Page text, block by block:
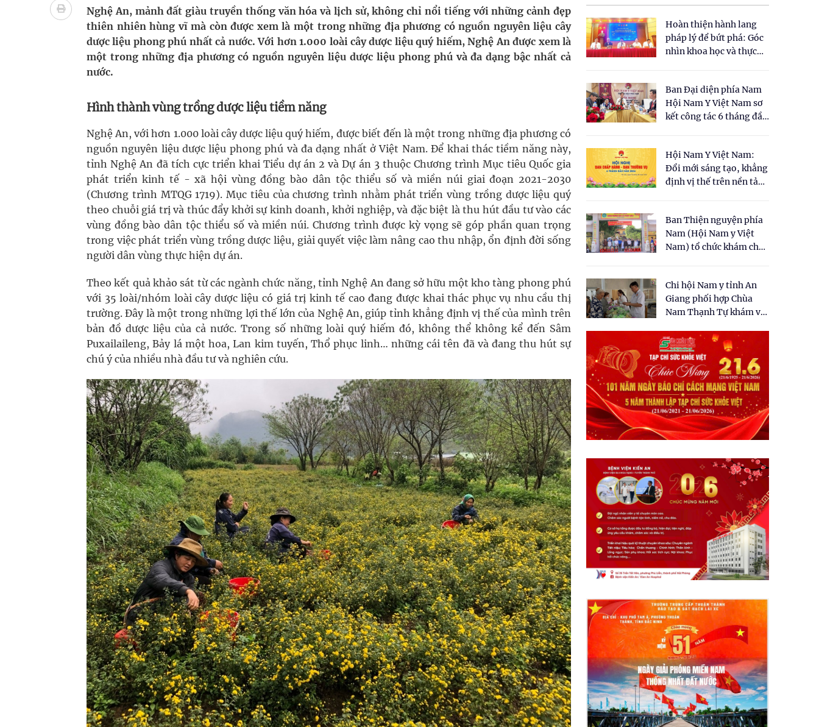
Nhiều lợi thế để nâng chất lượng y tế
Vương Thành Công: Khi việc học bắt đầu từ trải nghiệm thực tế
Tầm soát sớm ung thư vú giúp cứu sống hàng nghìn phụ nữ mỗi năm
Nghệ An, mảnh đất giàu truyền thống văn hóa và lịch sử, không chỉ nổi tiếng với những cảnh đẹp
thiên nhiên hùng vĩ mà còn được xem là một trong những địa phương có nguồn nguyên liệu cây
dược liệu phong phú nhất cả nước. Với hơn 1.000 loài cây dược liệu quý hiếm, Nghệ An được xem là
một trong những địa phương có nguồn nguyên liệu dược liệu phong phú và đa dạng bậc nhất cả
nước.
Hình thành vùng trồng dược liệu tiềm năng
Nghệ An, với hơn 1.000 loài cây dược liệu quý hiếm, được biết đến là một trong những địa phương có
nguồn nguyên liệu dược liệu phong phú và đa dạng nhất ở Việt Nam. Để khai thác tiềm năng này,
tỉnh Nghệ An đã tích cực triển khai Tiểu dự án 2 và Dự án 3 thuộc Chương trình Mục tiêu Quốc gia
phát triển kinh tế - xã hội vùng đồng bào dân tộc thiểu số và miền núi giai đoạn 2021-2030
(Chương trình MTQG 1719). Mục tiêu của chương trình nhằm phát triển vùng trồng dược liệu quý
theo chuỗi giá trị và thúc đẩy khởi sự kinh doanh, khởi nghiệp, và đặc biệt là thu hút đầu tư vào các
vùng đồng bào dân tộc thiểu số và miền núi. Chương trình được kỳ vọng sẽ góp phần quan trọng
trong việc phát triển vùng trồng dược liệu, giải quyết việc làm nâng cao thu nhập, ổn định đời sống
người dân vùng thực hiện dự án.
Theo kết quả khảo sát từ các ngành chức năng, tỉnh Nghệ An đang sở hữu một kho tàng phong phú
với 35 loài/nhóm loài cây dược liệu có giá trị kinh tế cao đang được khai thác phục vụ nhu cầu thị
trường. Đây là một trong những lợi thế lớn của Nghệ An, giúp tỉnh khẳng định vị thế của mình trên
bản đồ dược liệu của cả nước. Trong số những loài quý hiếm đó, không thể không kể đến Sâm
Puxailaileng, Bảy lá một hoa, Lan kim tuyến, Thổ phục linh… những cái tên đã và đang thu hút sự
chú ý của nhiều nhà đầu tư và nghiên cứu.
Hoàn thiện hành lang
pháp lý để bứt phá: Góc
nhìn khoa học và thực
cho Luật Y dược cổ
truyền Việt Nam"
Ban Đại diện phía Nam
Hội Nam Y Việt Nam sơ
kết công tác 6 tháng đầu
Hội Nam Y Việt Nam:
Đổi mới sáng tạo, khẳng
định vị thế trên nền tảng
Ban Thiện nguyện phía
Nam (Hội Nam y Việt
Nam) tổ chức khám chữa
dân tại xã Tân Tập
Chi hội Nam y tỉnh An
Giang phối hợp Chùa
Nam Thạnh Tự khám và
nhân dân